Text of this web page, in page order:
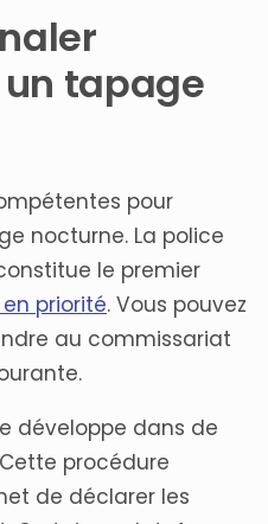
tapage
pour
nocturne. La police
le premier
priorité. Vous pouvez
au commissariat
développe dans de
procédure
de déclarer les